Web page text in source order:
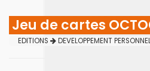
Jeu de cartes
EDITIONS DEVELOPPEMENT